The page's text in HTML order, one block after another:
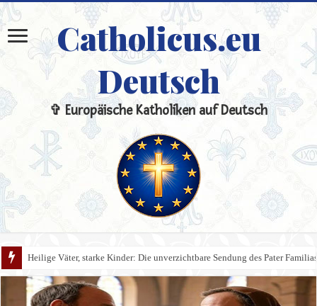
Catholicus.eu
Deutsch
✞ Europäische Katholiken auf Deutsch
Heilige Väter, starke Kinder: Die unverzichtbare Sendung des Pater